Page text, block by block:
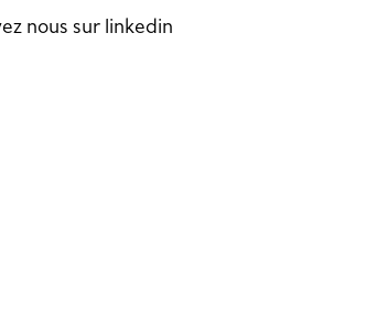
nous sur linkedin